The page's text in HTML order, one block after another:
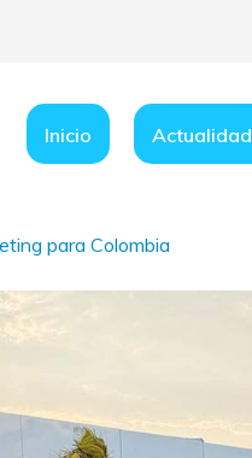
Inicio Actualidad
para Colombia